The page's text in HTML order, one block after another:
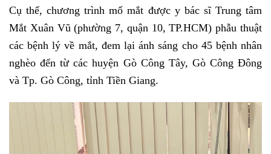
Cụ thể, chương trình mổ mắt được y bác sĩ Trung tâm
Mắt Xuân Vũ (phường 7, quận 10, TP.HCM) phẫu thuật
các bệnh lý về mắt, đem lại ánh sáng cho 45 bệnh nhân
nghèo đến từ các huyện Gò Công Tây, Gò Công Đông
và Tp. Gò Công, tỉnh Tiền Giang.